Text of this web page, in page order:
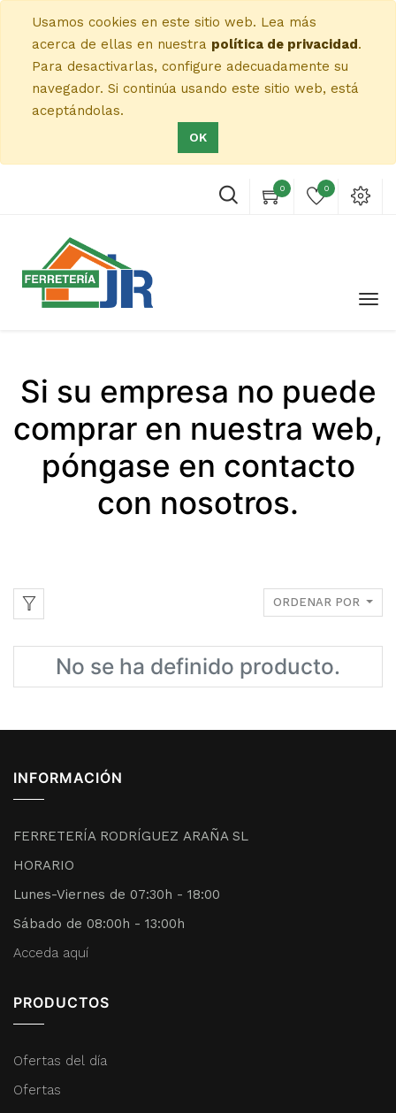
Usamos cookies en este sitio web. Lea más
acerca de ellas en nuestra política de privacidad.
Para desactivarlas, configure adecuadamente su
navegador. Si continúa usando este sitio web, está
aceptándolas.
OK
0 0
Si su empresa no puede
comprar en nuestra web,
póngase en contacto
con nosotros.
ORDENAR POR
No se ha definido producto.
INFORMACIÓN
FERRETERÍA RODRÍGUEZ ARAÑA SL
HORARIO
Lunes-Viernes de 07:30h - 18:00
Sábado de 08:00h - 13:00h
Acceda aquí
PRODUCTOS
Ofertas del día
Ofertas